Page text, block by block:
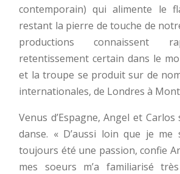
contemporain) qui alimente le
restant la pierre de touche de
productions connaissent
retentissement certain dans le
et la troupe se produit sur de
internationales, de Londres à
Venus d’Espagne, Angel et
danse. « D’aussi loin que je me
toujours été une passion, confie
mes soeurs m’a familiarisé